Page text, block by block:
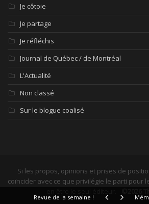
Revue de la semaine !
Je côtoie
Je partage
Je réfléchis
Journal de Québec / de Montréal
L'Actualité
Non classé
Sur le blogue coalisé
Si les propos, opinions et prises de
coïncider avec ce que privilégie le parti pour